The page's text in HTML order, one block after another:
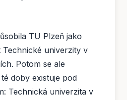
TU Plzeň jako
univerzity v
Potom se ale
doby existuje pod
Technická univerzita v